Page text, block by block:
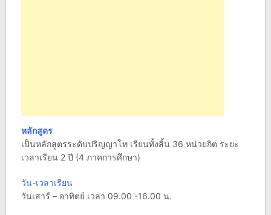
หลักสูตร
เป็นหลักสูตรระดับปริญญาโท เรียนทั้งสิ้น 36 หน่วยกิต ระยะ
เวลาเรียน 2 ปี (4 ภาคการศึกษา)
วัน-เวลาเรียน
วันเสาร์ – อาทิตย์ เวลา 09.00 -16.00 น.